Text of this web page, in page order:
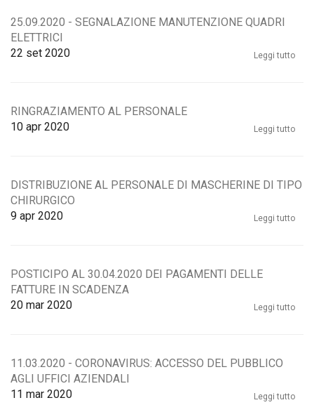
25.09.2020 - SEGNALAZIONE MANUTENZIONE QUADRI
ELETTRICI
22 set 2020 Leggi tutto
RINGRAZIAMENTO AL PERSONALE
10 apr 2020 Leggi tutto
DISTRIBUZIONE AL PERSONALE DI MASCHERINE DI TIPO
CHIRURGICO
9 apr 2020 Leggi tutto
POSTICIPO AL 30.04.2020 DEI PAGAMENTI DELLE
FATTURE IN SCADENZA
20 mar 2020 Leggi tutto
11.03.2020 - CORONAVIRUS: ACCESSO DEL PUBBLICO
AGLI UFFICI AZIENDALI
11 mar 2020 Leggi tutto